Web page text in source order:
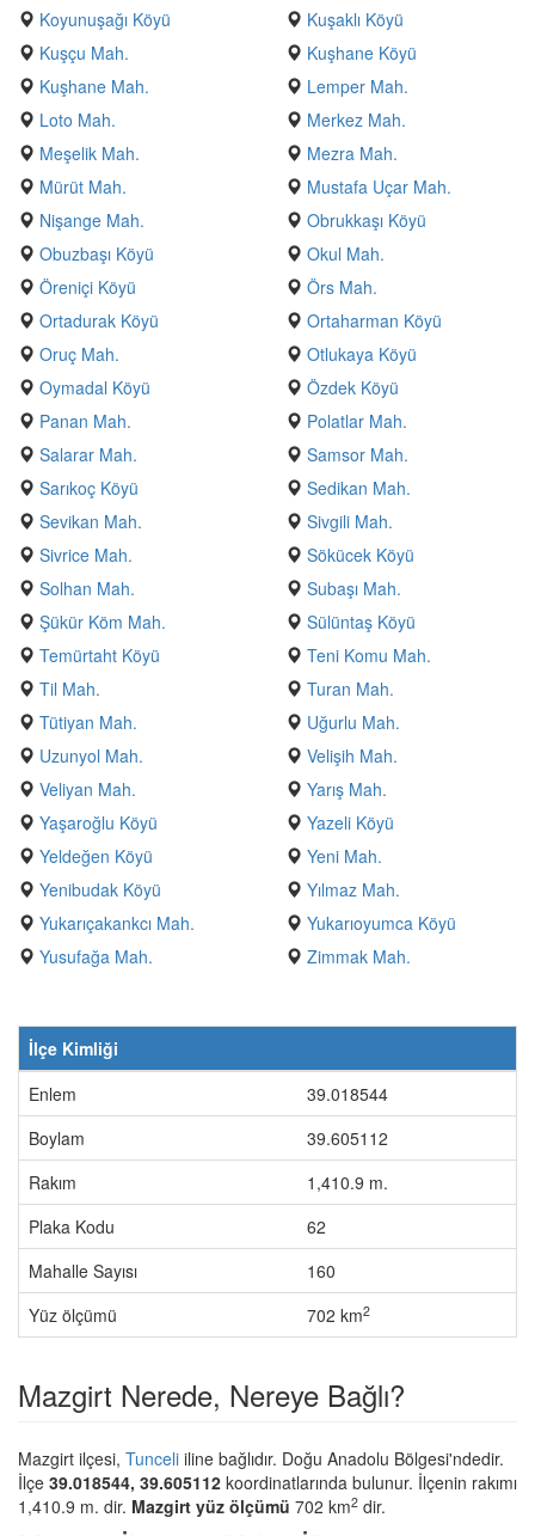
Koyunuşağı Köyü
Kuşaklı Köyü
Kuşçu Mah.
Kuşhane Köyü
Kuşhane Mah.
Lemper Mah.
Loto Mah.
Merkez Mah.
Meşelik Mah.
Mezra Mah.
Mürüt Mah.
Mustafa Uçar Mah.
Nişange Mah.
Obrukkaşı Köyü
Obuzbaşı Köyü
Okul Mah.
Öreniçi Köyü
Örs Mah.
Ortadurak Köyü
Ortaharman Köyü
Oruç Mah.
Otlukaya Köyü
Oymadal Köyü
Özdek Köyü
Panan Mah.
Polatlar Mah.
Salarar Mah.
Samsor Mah.
Sarıkoç Köyü
Sedikan Mah.
Sevikan Mah.
Sivgili Mah.
Sivrice Mah.
Sökücek Köyü
Solhan Mah.
Subaşı Mah.
Şükür Köm Mah.
Sülüntaş Köyü
Temürtaht Köyü
Teni Komu Mah.
Til Mah.
Turan Mah.
Tütiyan Mah.
Uğurlu Mah.
Uzunyol Mah.
Velişih Mah.
Veliyan Mah.
Yarış Mah.
Yaşaroğlu Köyü
Yazeli Köyü
Yeldeğen Köyü
Yeni Mah.
Yenibudak Köyü
Yılmaz Mah.
Yukarıçakankcı Mah.
Yukarıoyumca Köyü
Yusufağa Mah.
Zimmak Mah.
İlçe Kimliği
Enlem
39.018544
Boylam
39.605112
Rakım
1,410.9 m.
Plaka Kodu
62
Mahalle Sayısı
160
Yüz ölçümü
702 km2
Mazgirt Nerede, Nereye Bağlı?
Mazgirt ilçesi, Tunceli iline bağlıdır. Doğu Anadolu Bölgesi'ndedir.
İlçe 39.018544, 39.605112 koordinatlarında bulunur. İlçenin rakımı
1,410.9 m. dir. Mazgirt yüz ölçümü 702 km2 dir.